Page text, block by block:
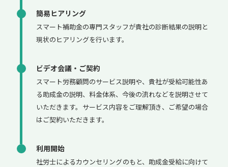
簡易ヒアリング
スマート補助金の専門スタッフが貴社の診断結果の説明と
現状のヒアリングを行います。
ビデオ会議・ご契約
スマート労務顧問のサービス説明や、貴社が受給可能性あ
る助成金の説明、料金体系、今後の流れなどを説明させて
いただきます。サービス内容をご理解頂き、ご希望の場合
はご契約いただきます。
利用開始
社労士によるカウンセリングのもと、助成金受給に向けて